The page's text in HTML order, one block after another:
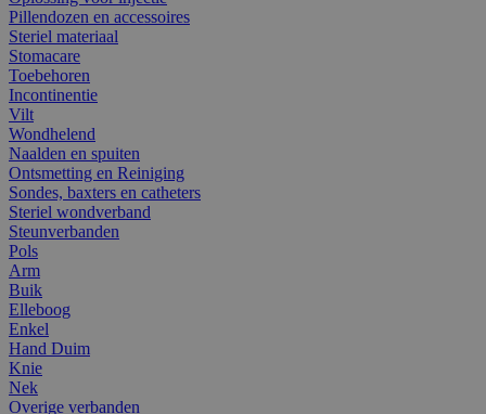
Pillendozen en accessoires
Steriel materiaal
Stomacare
Toebehoren
Incontinentie
Vilt
Wondhelend
Naalden en spuiten
Ontsmetting en Reiniging
Sondes, baxters en catheters
Steriel wondverband
Steunverbanden
Pols
Arm
Buik
Elleboog
Enkel
Hand Duim
Knie
Nek
Overige verbanden